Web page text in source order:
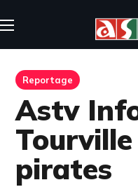
Reportage
Astv
pirates